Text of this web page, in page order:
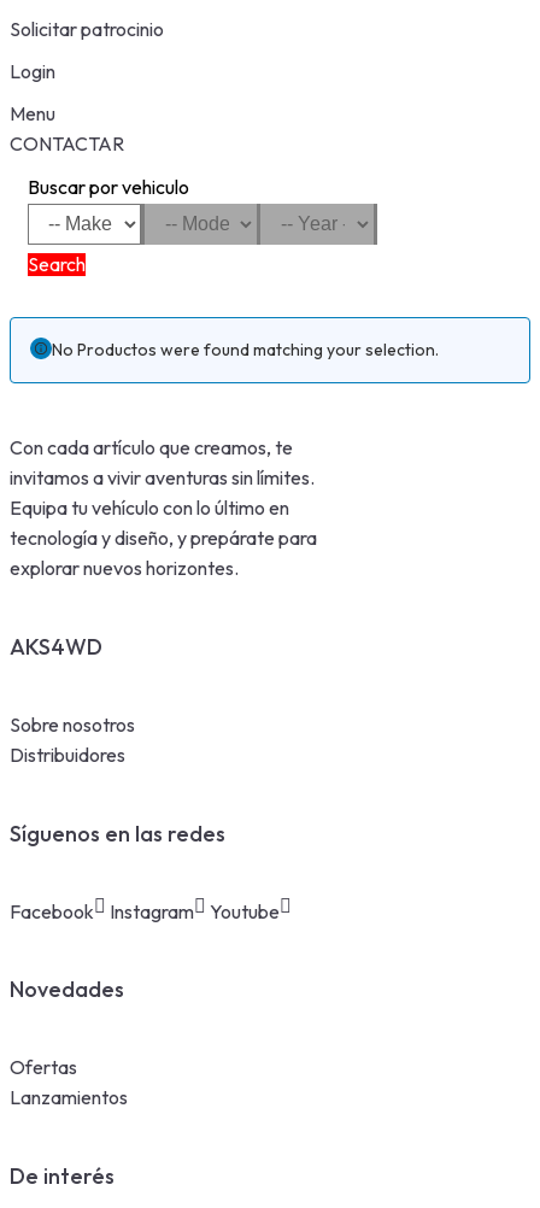
Solicitar patrocinio
Login
Menu
CONTACTAR
Buscar por vehiculo
Search
No Productos were found matching your selection.
Con cada artículo que creamos, te
invitamos a vivir aventuras sin límites.
Equipa tu vehículo con lo último en
tecnología y diseño, y prepárate para
explorar nuevos horizontes.
AKS4WD
Sobre nosotros
Distribuidores
Síguenos en las redes
Facebook Instagram Youtube
Novedades
Ofertas
Lanzamientos
De interés